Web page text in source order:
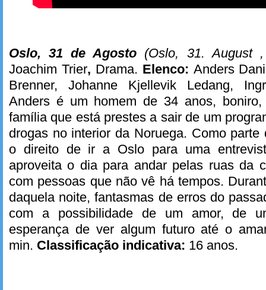
Oslo, 31 de Agosto (Oslo, 31. August,
Joachim Trier, Drama. Elenco: Anders
Brenner, Johanne Kjellevik Ledang,
Anders é um homem de 34 anos,
família que está prestes a sair de um
drogas no interior da Noruega. Como parte
o direito de ir a Oslo para uma
aproveita o dia para andar pelas ruas da
com pessoas que não vê há tempos.
daquela noite, fantasmas de erros do
com a possibilidade de um amor, de
esperança de ver algum futuro até o
min. Classificação indicativa: 16 anos.